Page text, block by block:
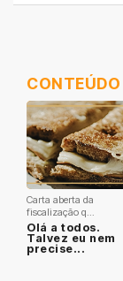
Carta aberta da
fiscalização q...
Olá a todos.
Talvez eu nem
precise...